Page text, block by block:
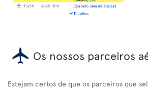
Os nossos parceiros
Estejam certos de que os parceiros que